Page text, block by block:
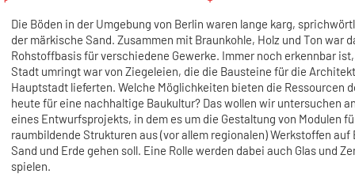
Die Böden in der Umgebung von Berlin waren lange karg,
der märkische Sand. Zusammen mit Braunkohle, Holz und Ton war
Rohstoffbasis für verschiedene Gewerke. Immer noch erkennbar
Stadt umringt war von Ziegeleien, die die Bausteine für die
Hauptstadt lieferten. Welche Möglichkeiten bieten die Ressourcen
heute für eine nachhaltige Baukultur? Das wollen wir untersuchen
eines Entwurfsprojekts, in dem es um die Gestaltung von Modulen
raumbildende Strukturen aus (vor allem regionalen) Werkstoffen auf
Sand und Erde gehen soll. Eine Rolle werden dabei auch Glas und
spielen.